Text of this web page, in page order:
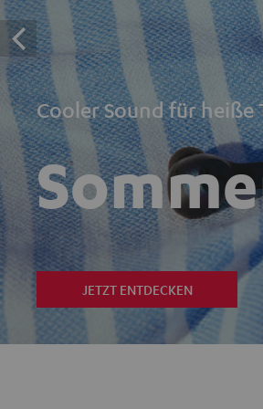
Cooler Sound für heiße
JETZT ENTDECKEN